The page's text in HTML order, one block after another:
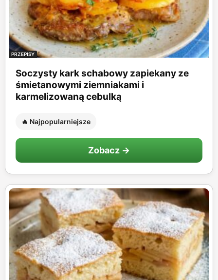
PRZEPISY
Soczysty kark schabowy zapiekany ze
śmietanowymi ziemniakami i
karmelizowaną cebulką
🔥 Najpopularniejsze
Zobacz →